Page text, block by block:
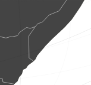
(Aug 7, 2026 1:09:12)
www.ornitho.it
4 ptice (Aug 7, 2026 1:08:48)
www.ornitho.it
(Aug 7, 2026 1:07:46)
www.ornitho.it
2 ptice
www.ornitho.it